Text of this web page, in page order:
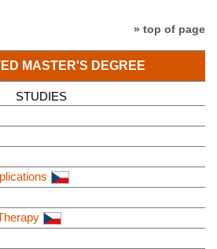
» top of page
MASTER'S DEGREE
STUDIES